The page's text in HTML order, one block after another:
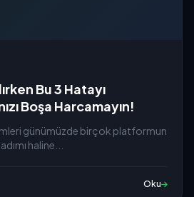
Bu 3 Hatayı
Boşa Harcamayın!
günümüzde birçok platformun
haline...
Oku